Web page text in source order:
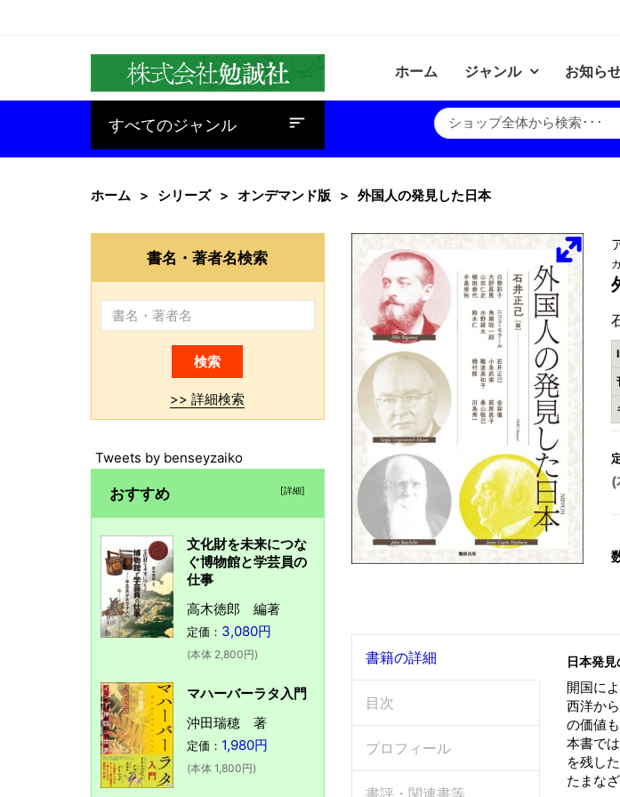
ホーム ジャンル お知ら
すべてのジャンル
baseline_sort
ホーム シリーズ オンデマンド版 外国人の発見した日本
(
書籍の詳細
目次
プロフィール
日本発
開国に
西洋か
の価値
本書で
を残し
たまな
書名・著者名検索
>> 詳細検索
Tweets by benseyzaiko
おすすめ [詳細]
文化財を未来につな
ぐ博物館と学芸員の
仕事
高木徳郎 編著
定価： 3,080円
(本体 2,800円)
マハーバーラタ入門
沖田瑞穂 著
定価： 1,980円
(本体 1,800円)